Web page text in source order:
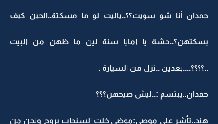
حمدان أنا شو سويت؟؟..ياليت لو ما مسكتة..الحين كيف
بسكتهن؟..حشة يا امايا سنة لين ما ظهن من البيت
..؟؟؟؟....بعدين ..نزل من السيارة .
حمدان..يبتسم :..ليش صيحهن؟؟؟
هند..تأشر على موضى:موضي خلت السنجاب يروح ونحن من